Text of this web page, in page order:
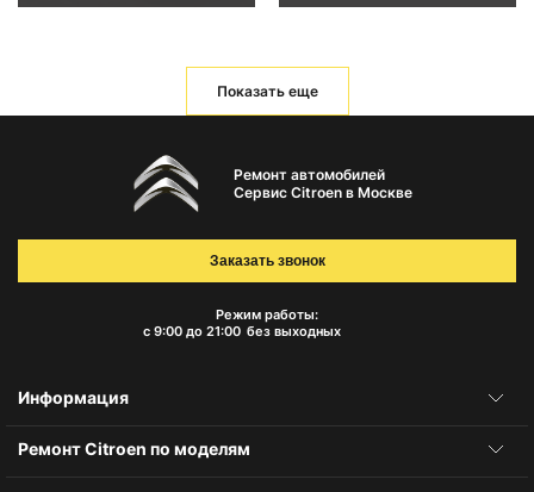
Показать еще
Ремонт автомобилей
Сервис Citroen в Москве
Режим работы:
с 9:00 до 21:00 без выходных
Заказать звонок
Информация
Ремонт Citroen по моделям